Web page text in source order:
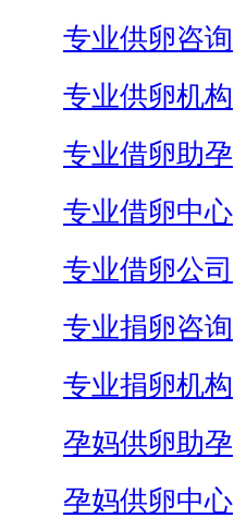
专业供卵咨询
专业供卵机构
专业借卵助孕
专业借卵中心
专业借卵公司
专业捐卵咨询
专业捐卵机构
孕妈供卵助孕
孕妈供卵中心